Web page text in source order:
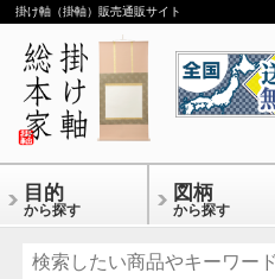
掛け軸（掛軸）販売通販サイト
目的
から探す
図柄
から探す